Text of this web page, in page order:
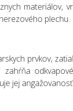
materiálov,
prvkov,
jej